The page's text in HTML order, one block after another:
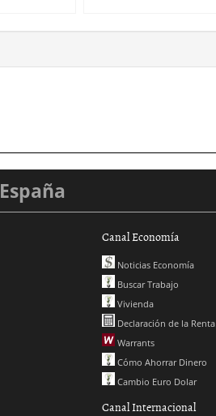
España
Canal Economía
Noticias Economía
Buscar Trabajo
Vivienda
Declaración de la Renta
Warrants
Cómo Ahorrar Dinero
Cambio Euro Dolar
Canal Internacional